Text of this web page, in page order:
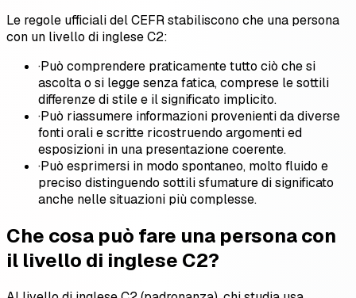
Le regole ufficiali del CEFR stabiliscono che una persona
con un livello di inglese C2:
·Può comprendere praticamente tutto ciò che si
ascolta o si legge senza fatica, comprese le sottili
differenze di stile e il significato implicito.
·Può riassumere informazioni provenienti da diverse
fonti orali e scritte ricostruendo argomenti ed
esposizioni in una presentazione coerente.
·Può esprimersi in modo spontaneo, molto fluido e
preciso distinguendo sottili sfumature di significato
anche nelle situazioni più complesse.
Che cosa può fare una persona con
il livello di inglese C2?